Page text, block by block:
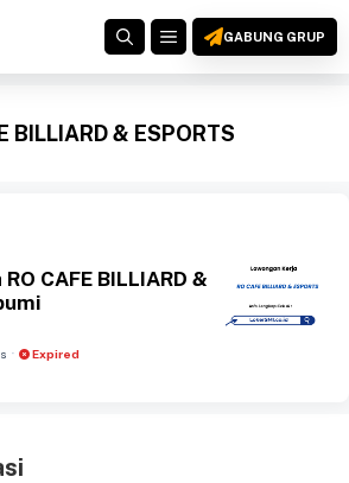
MENUGABUNG GRUP
BILLIARD & ESPORTS
CAFE BILLIARD &
· Expired